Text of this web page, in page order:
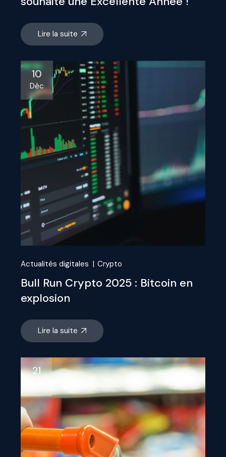
Lire la suite
10
Déc
Actualités digitales Crypto
Bull Run Crypto 2025 : Bitcoin en
explosion
Lire la suite
21